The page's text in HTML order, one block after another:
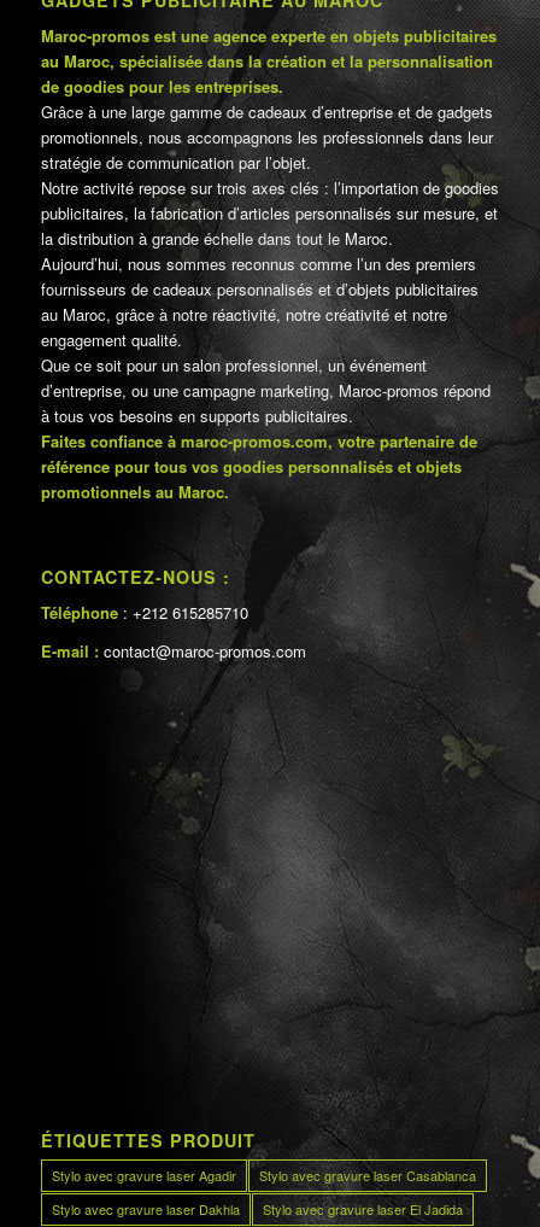
Maroc-promos est une agence experte en objets publicitaires
au Maroc, spécialisée dans la création et la personnalisation
de goodies pour les entreprises.
Grâce à une large gamme de cadeaux d’entreprise et de gadgets
promotionnels, nous accompagnons les professionnels dans leur
stratégie de communication par l’objet.
Notre activité repose sur trois axes clés : l’importation de goodies
publicitaires, la fabrication d’articles personnalisés sur mesure, et
la distribution à grande échelle dans tout le Maroc.
Aujourd’hui, nous sommes reconnus comme l’un des premiers
fournisseurs de cadeaux personnalisés et d’objets publicitaires
au Maroc, grâce à notre réactivité, notre créativité et notre
engagement qualité.
Que ce soit pour un salon professionnel, un événement
d’entreprise, ou une campagne marketing, Maroc-promos répond
à tous vos besoins en supports publicitaires.
Faites confiance à maroc-promos.com, votre partenaire de
référence pour tous vos goodies personnalisés et objets
promotionnels au Maroc.
CONTACTEZ-NOUS :
Téléphone : +212 615285710
E-mail : contact@maroc-promos.com
ÉTIQUETTES PRODUIT
Stylo avec gravure laser Agadir
Stylo avec gravure laser Casablanca
Stylo avec gravure laser Dakhla
Stylo avec gravure laser El Jadida